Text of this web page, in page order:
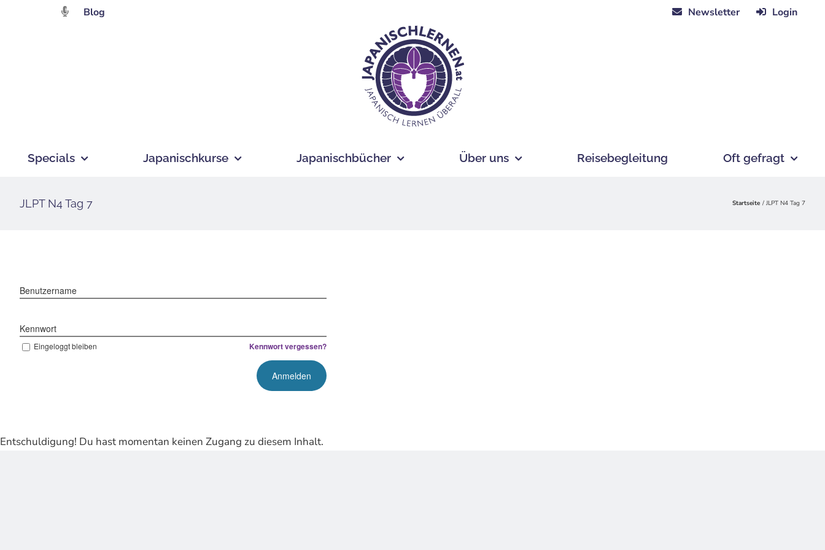
Blog Newsletter Login
Specials Japanischkurse Japanischbücher Über uns Reisebegleitung Oft gefragt
JLPT N4 Tag 7 Startseite JLPT N4 Tag 7
Benutzername
Kennwort
Eingeloggt bleiben Kennwort vergessen?
Entschuldigung! Du hast momentan keinen Zugang zu diesem Inhalt.